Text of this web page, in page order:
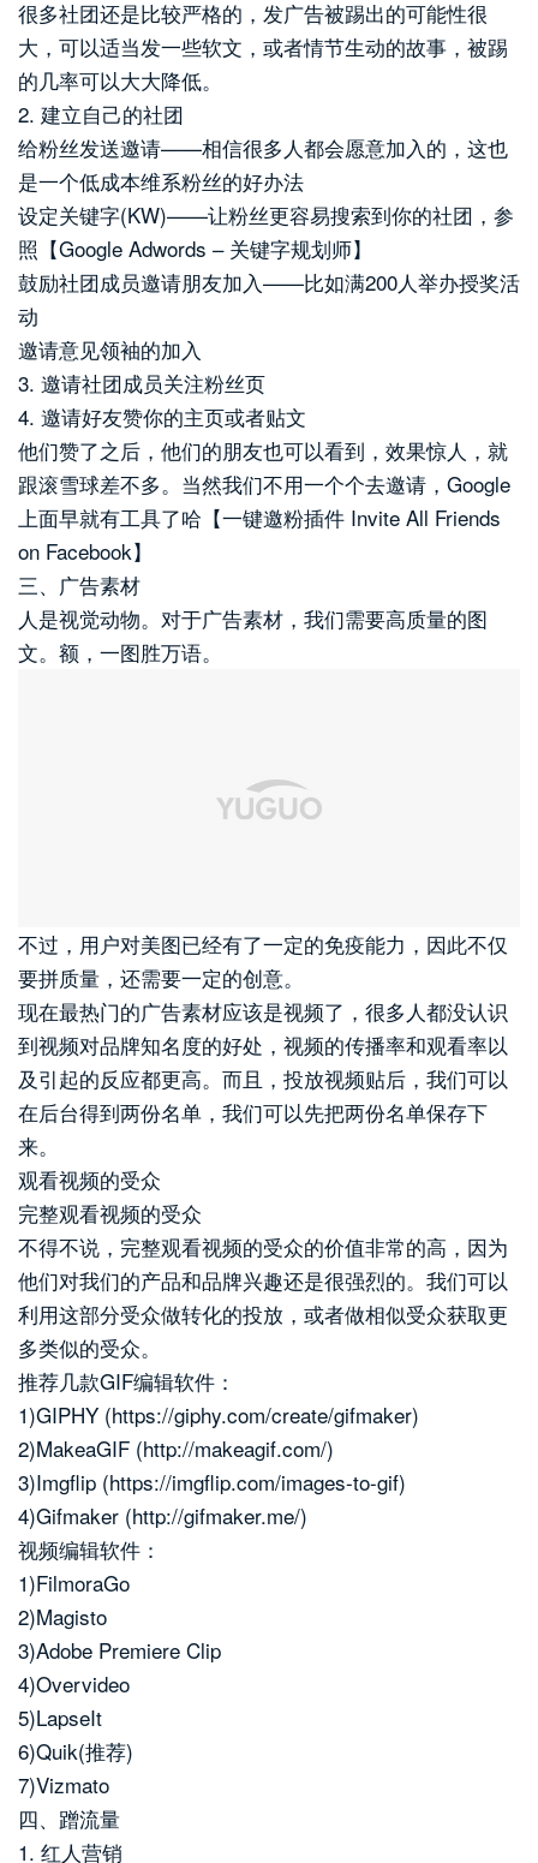
很多社团还是比较严格的，发广告被踢出的可能性很
大，可以适当发一些软文，或者情节生动的故事，被踢
的几率可以大大降低。
2. 建立自己的社团
给粉丝发送邀请——相信很多人都会愿意加入的，这也
是一个低成本维系粉丝的好办法
设定关键字(KW)——让粉丝更容易搜索到你的社团，参
照【Google Adwords – 关键字规划师】
鼓励社团成员邀请朋友加入——比如满200人举办授奖活
动
邀请意见领袖的加入
3. 邀请社团成员关注粉丝页
4. 邀请好友赞你的主页或者贴文
他们赞了之后，他们的朋友也可以看到，效果惊人，就
跟滚雪球差不多。当然我们不用一个个去邀请，Google
上面早就有工具了哈【一键邀粉插件 Invite All Friends
on Facebook】
三、广告素材
人是视觉动物。对于广告素材，我们需要高质量的图
文。额，一图胜万语。
不过，用户对美图已经有了一定的免疫能力，因此不仅
要拼质量，还需要一定的创意。
现在最热门的广告素材应该是视频了，很多人都没认识
到视频对品牌知名度的好处，视频的传播率和观看率以
及引起的反应都更高。而且，投放视频贴后，我们可以
在后台得到两份名单，我们可以先把两份名单保存下
来。
观看视频的受众
完整观看视频的受众
不得不说，完整观看视频的受众的价值非常的高，因为
他们对我们的产品和品牌兴趣还是很强烈的。我们可以
利用这部分受众做转化的投放，或者做相似受众获取更
多类似的受众。
推荐几款GIF编辑软件：
1)GIPHY (https://giphy.com/create/gifmaker)
2)MakeaGIF (http://makeagif.com/)
3)Imgflip (https://imgflip.com/images-to-gif)
4)Gifmaker (http://gifmaker.me/)
视频编辑软件：
1)FilmoraGo
2)Magisto
3)Adobe Premiere Clip
4)Overvideo
5)LapseIt
6)Quik(推荐)
7)Vizmato
四、蹭流量
1. 红人营销